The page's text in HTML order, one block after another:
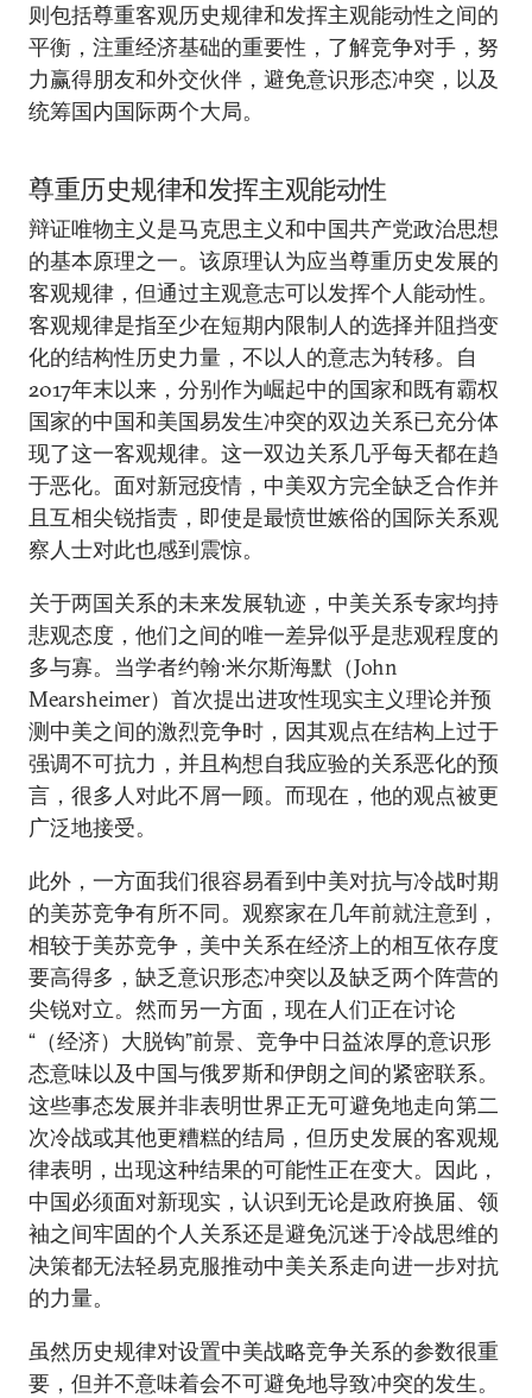
则包括尊重客观历史规律和发挥主观能动性之间的
平衡，注重经济基础的重要性，了解竞争对手，努
力赢得朋友和外交伙伴，避免意识形态冲突，以及
统筹国内国际两个大局。
尊重历史规律和发挥主观能动性
辩证唯物主义是马克思主义和中国共产党政治思想
的基本原理之一。该原理认为应当尊重历史发展的
客观规律，但通过主观意志可以发挥个人能动性。
客观规律是指至少在短期内限制人的选择并阻挡变
化的结构性历史力量，不以人的意志为转移。自
2017年末以来，分别作为崛起中的国家和既有霸权
国家的中国和美国易发生冲突的双边关系已充分体
现了这一客观规律。这一双边关系几乎每天都在趋
于恶化。面对新冠疫情，中美双方完全缺乏合作并
且互相尖锐指责，即使是最愤世嫉俗的国际关系观
察人士对此也感到震惊。
关于两国关系的未来发展轨迹，中美关系专家均持
悲观态度，他们之间的唯一差异似乎是悲观程度的
多与寡。当学者约翰·米尔斯海默（John
Mearsheimer）首次提出进攻性现实主义理论并预
测中美之间的激烈竞争时，因其观点在结构上过于
强调不可抗力，并且构想自我应验的关系恶化的预
言，很多人对此不屑一顾。而现在，他的观点被更
广泛地接受。
此外，一方面我们很容易看到中美对抗与冷战时期
的美苏竞争有所不同。观察家在几年前就注意到，
相较于美苏竞争，美中关系在经济上的相互依存度
要高得多，缺乏意识形态冲突以及缺乏两个阵营的
尖锐对立。然而另一方面，现在人们正在讨论
“（经济）大脱钩”前景、竞争中日益浓厚的意识形
态意味以及中国与俄罗斯和伊朗之间的紧密联系。
这些事态发展并非表明世界正无可避免地走向第二
次冷战或其他更糟糕的结局，但历史发展的客观规
律表明，出现这种结果的可能性正在变大。因此，
中国必须面对新现实，认识到无论是政府换届、领
袖之间牢固的个人关系还是避免沉迷于冷战思维的
决策都无法轻易克服推动中美关系走向进一步对抗
的力量。
虽然历史规律对设置中美战略竞争关系的参数很重
要，但并不意味着会不可避免地导致冲突的发生。